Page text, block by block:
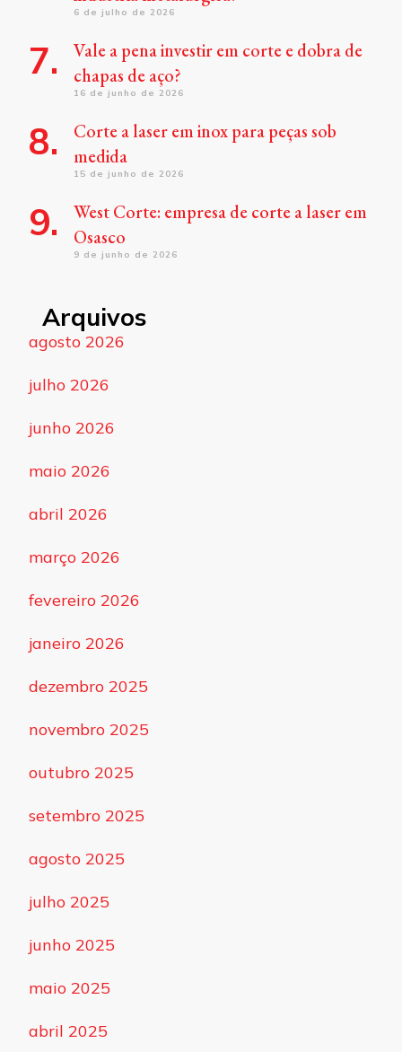
6 de julho de 2026
Vale a pena investir em corte e dobra de
chapas de aço?
16 de junho de 2026
Corte a laser em inox para peças sob
medida
15 de junho de 2026
West Corte: empresa de corte a laser em
Osasco
9 de junho de 2026
Arquivos
agosto 2026
julho 2026
junho 2026
maio 2026
abril 2026
março 2026
fevereiro 2026
janeiro 2026
dezembro 2025
novembro 2025
outubro 2025
setembro 2025
agosto 2025
julho 2025
junho 2025
maio 2025
abril 2025